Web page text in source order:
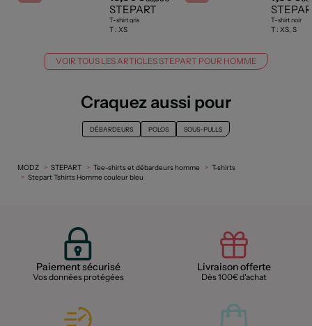
STEPART
T-shirt gris
T : XS
T-shirt noir
T : XS, S
VOIR TOUS LES ARTICLES STEPART POUR HOMME
Craquez aussi pour
DÉBARDEURS POLOS SOUS-PULLS
MODZ STEPART Tee-shirts et débardeurs homme
T-shirts
Stepart Tshirts Homme couleur bleu
Paiement sécurisé
Vos données protégées
Livraison offerte
Dès 100€ d'achat